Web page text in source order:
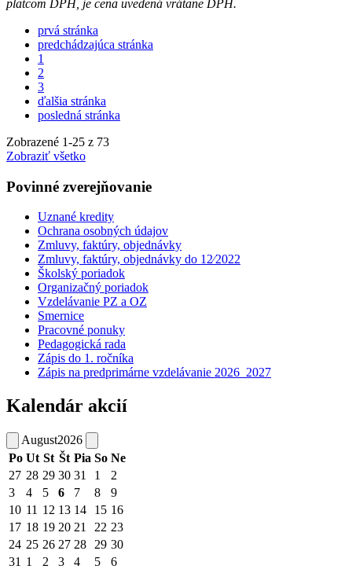
platcom DPH, je cena uvedená vrátane DPH.
prvá stránka
predchádzajúca stránka
1
2
3
ďalšia stránka
posledná stránka
Zobrazené 1-25 z 73
Zobraziť všetko
Povinné zverejňovanie
Uznané kredity
Ochrana osobných údajov
Zmluvy, faktúry, objednávky
Zmluvy, faktúry, objednávky do 12⁄2022
Školský poriadok
Organizačný poriadok
Vzdelávanie PZ a OZ
Smernice
Pracovné ponuky
Pedagogická rada
Zápis do 1. ročníka
Zápis na predprimárne vzdelávanie 2026_2027
Kalendár akcií
August2026
Po Ut St Št Pia So Ne
27 28 29 30 31 1
2
3
4 5 6 7 8
9
10 11 12 13 14 15 16
17 18 19 20 21 22 23
24 25 26 27 28 29 30
31 1 2 3 4 5 6